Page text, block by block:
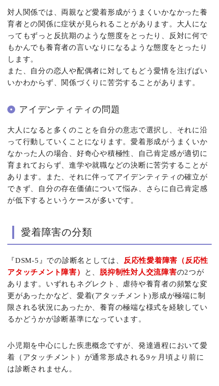
対人関係では、両親など愛着形成がうまくいかなかった養
育者との関係に症状が見られることがあります。大人にな
ってもずっと反抗期のような態度をとったり、反対に何で
もかんでも養育者の言いなりになるような態度をとったり
します。
また、自分の恋人や配偶者に対してもどう愛情を注げばい
いかわからず、関係づくりに苦労することがあります。
アイデンティティの問題
大人になると多くのことを自分の意志で選択し、それに沿
って行動していくことになります。愛着形成がうまくいか
なかった人の場合、好奇心や積極性、自己肯定感が適切に
育まれておらず、進学や就職などの決断に苦労することが
あります。また、それに伴ってアイデンティティの確立が
できず、自分の存在価値について悩み、さらに自己肯定感
が低下するというケースが多いです。
愛着障害の分類
『DSM-5』での診断名としては、
反応性愛着障害（反応性
アタッチメント障害）
と、 脱抑制性対人交流障害の2つが
あります。いずれもネグレクト、虐待や養育者の頻繁な変
更があったかなど、愛着(アタッチメント)形成が極端に制
限される状況にあったか、養育の極端な様式を経験してい
るかどうかが診断基準になっています。
小児期を中心にした疾患概念ですが、発達過程において愛
着（アタッチメント）が通常形成される9ヶ月頃より前に
は診断されません。